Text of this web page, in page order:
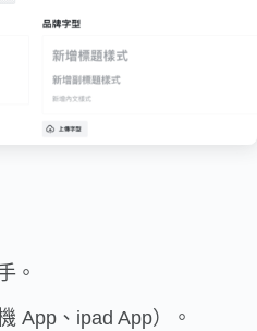
。
App、ipad App）。